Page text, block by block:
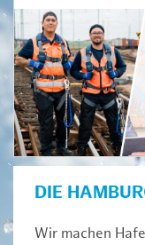
DIE
Wir machen